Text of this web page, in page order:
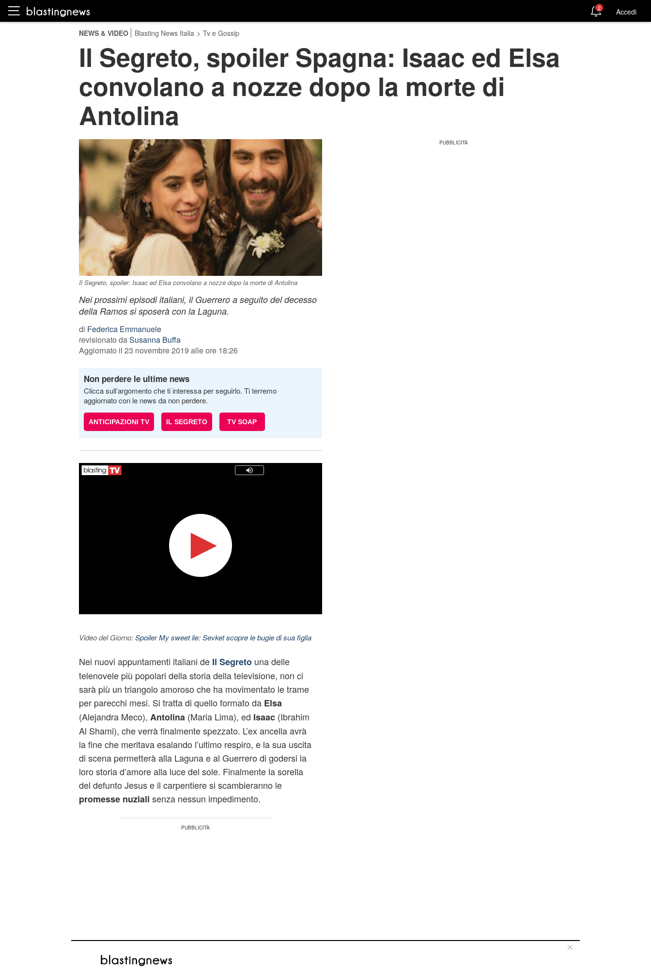
2 Accedi
NEWS & VIDEO Blasting News Italia > Tv e Gossip
Il Segreto, spoiler Spagna: Isaac ed Elsa
convolano a nozze dopo la morte di
Antolina
Il Segreto, spoiler: Isaac ed Elsa convolano a nozze dopo la morte di Antolina
Nei prossimi episodi italiani, il Guerrero a seguito del decesso
della Ramos si sposerà con la Laguna.
di Federica Emmanuele
revisionato daSusanna Buffa
Aggiornato il 23 novembre 2019 alle ore 18:26
Non perdere le ultime news
Clicca sull’argomento che ti interessa per seguirlo. Ti terremo
aggiornato con le news da non perdere.
ANTICIPAZIONI TV IL SEGRETO TV SOAP
Video del Giorno:Spoiler My sweet lie: Sevket scopre le bugie di sua figlia
Nei nuovi appuntamenti italiani de Il Segreto una delle
telenovele più popolari della storia della televisione, non ci
sarà più un triangolo amoroso che ha movimentato le trame
per parecchi mesi. Si tratta di quello formato da Elsa
(Alejandra Meco), Antolina (Maria Lima), ed Isaac(Ibrahim
Al Shami), che verrà finalmente spezzato. L’ex ancella avrà
la fine che meritava esalando l’ultimo respiro, e la sua uscita
di scena permetterà alla Laguna e al Guerrero di godersi la
loro storia d’amore alla luce del sole. Finalmente la sorella
del defunto Jesus e il carpentiere si scambieranno le
promesse nuziali senza nessun impedimento.